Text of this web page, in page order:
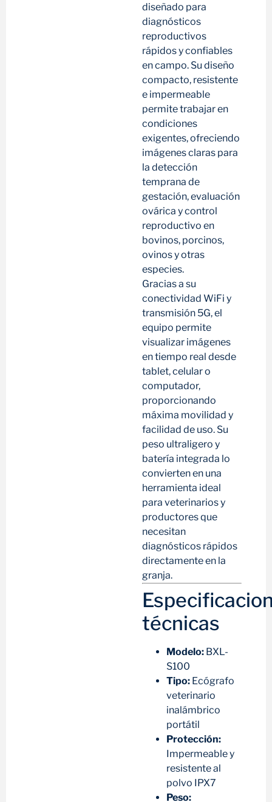
diseñado para
diagnósticos
reproductivos
rápidos y confiables
en campo. Su diseño
compacto, resistente
e impermeable
permite trabajar en
condiciones
exigentes, ofreciendo
imágenes claras para
la detección
temprana de
gestación, evaluación
ovárica y control
reproductivo en
bovinos, porcinos,
ovinos y otras
especies.
Gracias a su
conectividad WiFi y
transmisión 5G, el
equipo permite
visualizar imágenes
en tiempo real desde
tablet, celular o
computador,
proporcionando
máxima movilidad y
facilidad de uso. Su
peso ultraligero y
batería integrada lo
convierten en una
herramienta ideal
para veterinarios y
productores que
necesitan
diagnósticos rápidos
directamente en la
granja.
técnicas
Modelo: BXL-
S100
Tipo: Ecógrafo
veterinario
inalámbrico
portátil
Protección:
Impermeable y
resistente al
polvo IPX7
Peso: